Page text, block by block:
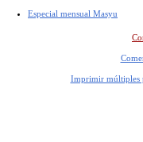
Especial mensual Masyu
Imprimir múltiples